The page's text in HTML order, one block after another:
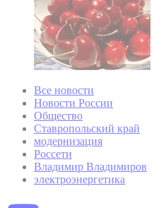
Все новости
Новости России
Общество
Ставропольский край
модернизация
Россети
Владимир Владимиров
электроэнергетика